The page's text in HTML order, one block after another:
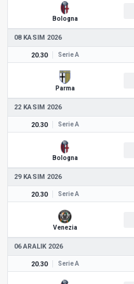
Bologna
08 KASIM 2026
20.30 Serie A
Parma
22 KASIM 2026
20.30 Serie A
Bologna
29 KASIM 2026
20.30 Serie A
Venezia
06 ARALIK 2026
20.30 Serie A